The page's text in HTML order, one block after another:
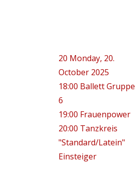
20 Monday, 20.
October 2025
18:00 Ballett Gruppe
6
19:00 Frauenpower
20:00 Tanzkreis
"Standard/Latein"
Einsteiger